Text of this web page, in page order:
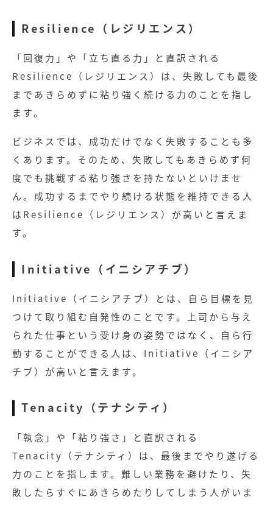
Resilience（レジリエンス）
「回復力」や「立ち直る力」と直訳される
Resilience（レジリエンス）は、失敗しても最後
まであきらめずに粘り強く続ける力のことを指し
ます。
ビジネスでは、成功だけでなく失敗することも多
くあります。そのため、失敗してもあきらめず何
度でも挑戦する粘り強さを持たないといけませ
ん。成功するまでやり続ける状態を維持できる人
はResilience（レジリエンス）が高いと言えま
す。
Initiative（イニシアチブ）
Initiative（イニシアチブ）とは、自ら目標を見
つけて取り組む自発性のことです。上司から与え
られた仕事という受け身の姿勢ではなく、自ら行
動することができる人は、Initiative（イニシア
チブ）が高いと言えます。
Tenacity（テナシティ）
「執念」や「粘り強さ」と直訳される
Tenacity（テナシティ）は、最後までやり遂げる
力のことを指します。難しい業務を避けたり、失
敗したらすぐにあきらめたりしてしまう人がいま